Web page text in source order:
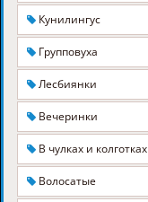
Кунилингус
Групповуха
Лесбиянки
Вечеринки
В чулках и колготках
Волосатые